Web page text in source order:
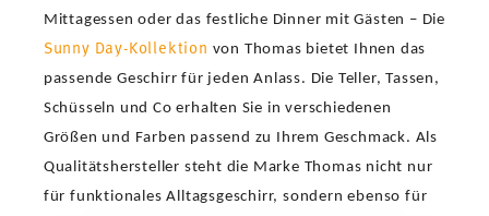
Mittagessen oder das festliche Dinner mit Gästen – Die
Sunny Day-Kollektion von Thomas bietet Ihnen das
passende Geschirr für jeden Anlass. Die Teller, Tassen,
Schüsseln und Co erhalten Sie in verschiedenen
Größen und Farben passend zu Ihrem Geschmack. Als
Qualitätshersteller steht die Marke Thomas nicht nur
für funktionales Alltagsgeschirr, sondern ebenso für